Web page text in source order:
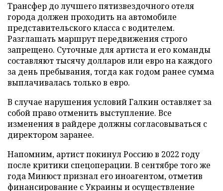
Трансфер до лучшего пятизвездочного отеля
города должен проходить на автомобиле
представительского класса с водителем.
Разглашать маршрут передвижения строго
запрещено. Суточные для артиста и его команды
составляют тысячу долларов или евро на каждого
за день пребывания, тогда как годом ранее сумма
выплачивалась только в евро.
В случае нарушения условий Галкин оставляет за
собой право отменить выступление. Все
изменения в райдере должны согласовываться с
директором заранее.
Напомним, артист покинул Россию в 2022 году
после критики спецоперации. В сентябре того же
года Минюст признал его иноагентом, отметив
финансирование с Украины и осуществление